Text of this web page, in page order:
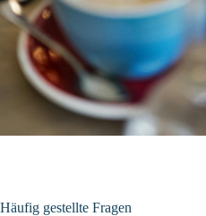
Häufig gestellte Fragen